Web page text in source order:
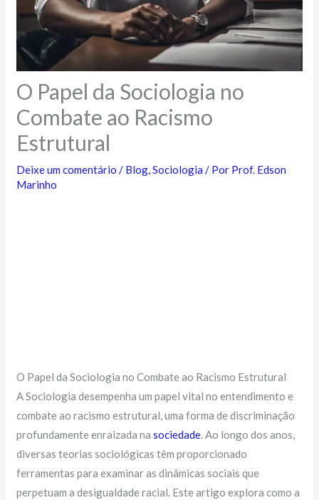
O Papel da Sociologia no
Combate ao Racismo
Estrutural
Deixe um comentário / Blog,Sociologia / Por Prof. Edson
Marinho
O Papel da Sociologia no Combate ao Racismo Estrutural
A Sociologia desempenha um papel vital no entendimento e
combate ao racismo estrutural, uma forma de discriminação
profundamente enraizada nasociedade. Ao longo dos anos,
diversas teorias sociológicas têm proporcionado
ferramentas para examinar as dinâmicas sociais que
perpetuam a desigualdade racial. Este artigo explora como a